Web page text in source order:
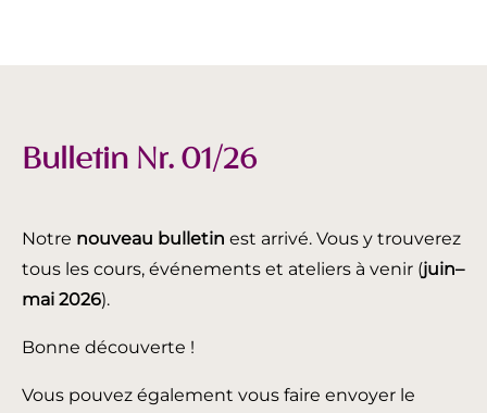
Bulletin Nr. 01/26
Notre nouveau bulletin est arrivé. Vous y trouverez
tous les cours, événements et ateliers à venir (juin–
mai 2026).
Bonne découverte !
Vous pouvez également vous faire envoyer le